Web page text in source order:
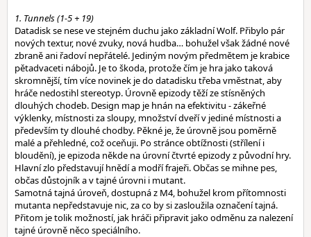
1. Tunnels (1-5 + 19)
Datadisk se nese ve stejném duchu jako základní Wolf. Přibylo pár
nových textur, nové zvuky, nová hudba… bohužel však žádné nové
zbraně ani řadoví nepřátelé. Jediným novým předmětem je krabice
pětadvaceti nábojů. Je to škoda, protože čím je hra jako taková
skromnější, tím více novinek je do datadisku třeba vměstnat, aby
hráče nedostihl stereotyp. Úrovně epizody těží ze stísněných
dlouhých chodeb. Design map je hnán na efektivitu - zákeřné
výklenky, místnosti za sloupy, množství dveří v jediné místnosti a
především ty dlouhé chodby. Pěkné je, že úrovně jsou poměrně
malé a přehledné, což oceňuji. Po stránce obtížnosti (střílení i
bloudění), je epizoda někde na úrovní čtvrté epizody z původní hry.
Hlavní zlo představují hnědí a modří frajeři. Občas se mihne pes,
občas důstojník a v tajné úrovni i mutant.
Samotná tajná úroveň, dostupná z M4, bohužel krom přítomnosti
mutanta nepředstavuje nic, za co by si zasloužila označení tajná.
Přitom je tolik možností, jak hráči připravit jako odměnu za nalezení
tajné úrovně něco speciálního.